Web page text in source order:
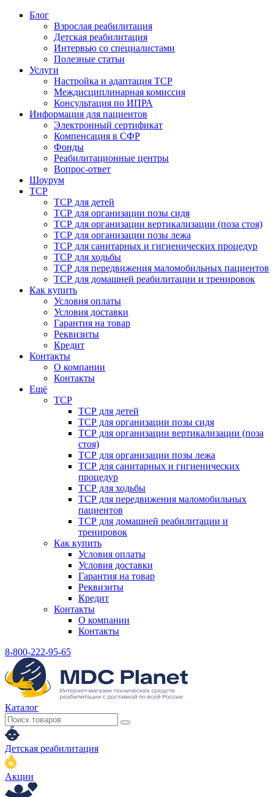
Блог
Взрослая реабилитация
Детская реабилитация
Интервью со специалистами
Полезные статьи
Услуги
Настройка и адаптация ТСР
Междисциплинарная комиссия
Консультация по ИПРА
Информация для пациентов
Электронный сертификат
Компенсация в СФР
Фонды
Реабилитационные центры
Вопрос-ответ
Шоурум
ТСР
ТСР для детей
ТСР для организации позы сидя
ТСР для организации вертикализации (поза стоя)
ТСР для организации позы лежа
ТСР для санитарных и гигиенических процедур
ТСР для ходьбы
ТСР для передвижения маломобильных пациентов
ТСР для домашней реабилитации и тренировок
Как купить
Условия оплаты
Условия доставки
Гарантия на товар
Реквизиты
Кредит
Контакты
О компании
Контакты
Ещё
ТСР
ТСР для детей
ТСР для организации позы сидя
ТСР для организации вертикализации (поза
стоя)
ТСР для организации позы лежа
ТСР для санитарных и гигиенических
процедур
ТСР для ходьбы
ТСР для передвижения маломобильных
пациентов
ТСР для домашней реабилитации и
тренировок
Как купить
Условия оплаты
Условия доставки
Гарантия на товар
Реквизиты
Кредит
Контакты
О компании
Контакты
8-800-222-95-65
Каталог
Детская реабилитация
Акции